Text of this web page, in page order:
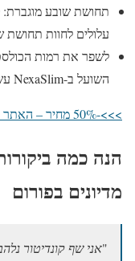
תחושת שובע
עלולים לחוות
לשפר את רמות
השועל ב-NexaSlim עשויה לסייע בהורדת רמות הכולסטרול.
>>>-50% מחיר – האתר הרשמי<<<
הנה כמה
מדיונים בפורום
"אני שף קונדיטור